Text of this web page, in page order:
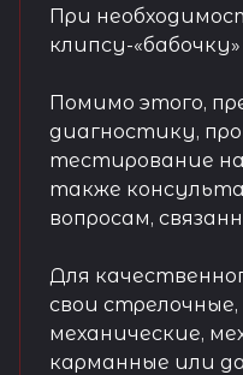
При
клипсу-
Помимо этого,
диагностику,
тестирование
также
вопросам,
Для
свои
механические,
карманные или